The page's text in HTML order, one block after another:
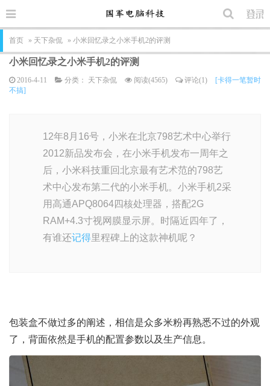
首页 » 天下杂侃 » 小米回忆录之小米手机2的评测
小米回忆录之小米手机2的评测
2016-4-11 分类： 天下杂侃 阅读(4565) 评论(1)
[卡得一笔暂时
不搞]
12年8月16号，小米在北京798艺术中心举行
2012新品发布会，在小米手机发布一周年之
后，小米科技重回北京最有艺术范的798艺
术中心发布第二代的小米手机。小米手机2采
用高通APQ8064四核处理器，搭配2G
RAM+4.3寸视网膜显示屏。时隔近四年了，
有谁还记得里程碑上的这款神机呢？
包装盒不做过多的阐述，相信是众多米粉再熟悉不过的外观
了，背面依然是手机的配置参数以及生产信息。